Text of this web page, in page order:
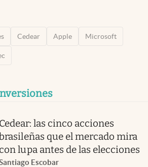
Cedear Apple Microsoft
Cedear: las cinco acciones
que el mercado mira
con lupa antes de las elecciones
Escobar